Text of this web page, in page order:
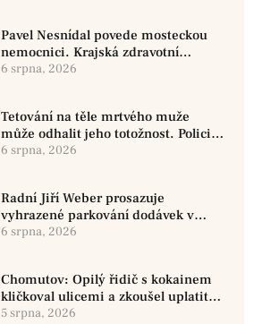
Pavel Nesnídal povede mosteckou
nemocnici. Krajská zdravotní
oznámila změnu ve vedení
6 srpna, 2026
Tetování na těle mrtvého muže
může odhalit jeho totožnost. Policie
žádá o pomoc
6 srpna, 2026
Radní Jiří Weber prosazuje
vyhrazené parkování dodávek v
Chomutově
6 srpna, 2026
Chomutov: Opilý řidič s kokainem
kličkoval ulicemi a zkoušel uplatit
policisty
5 srpna, 2026